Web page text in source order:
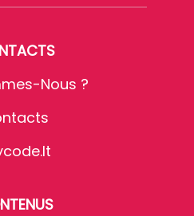
Nous ?